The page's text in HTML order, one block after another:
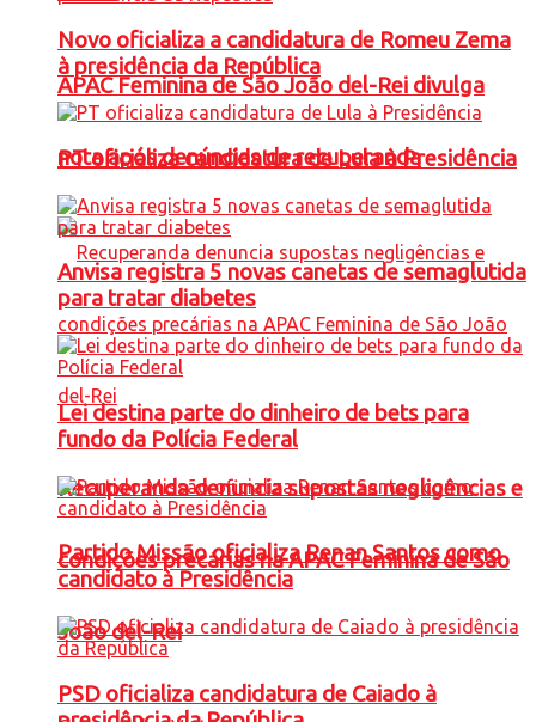
APAC Feminina de São João del-Rei divulga
nota após denúncias de recuperanda
Recuperanda denuncia supostas negligências e
condições precárias na APAC Feminina de São
João del-Rei
Novo oficializa a candidatura de Romeu Zema
à presidência da República
PT oficializa candidatura de Lula à Presidência
Anvisa registra 5 novas canetas de semaglutida
para tratar diabetes
Lei destina parte do dinheiro de bets para
fundo da Polícia Federal
Partido Missão oficializa Renan Santos como
candidato à Presidência
PSD oficializa candidatura de Caiado à